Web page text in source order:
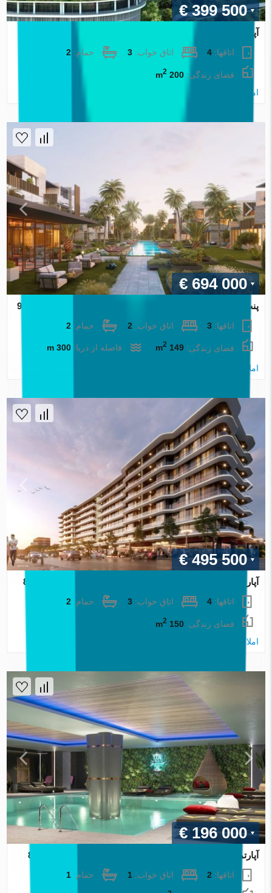
€ 399 500
آپارتمان در Izmir ، ترکیه 3 خوابه ، 200 متر مربع. شماره 87938
اتاقها:4 اتاق خواب:3 حمام:2
فضای زندگی:200 m
2
املاک اطلس
€ 694 000
پنت هاس در Izmir ، ترکیه 2 خوابه ، 149 متر مربع. شماره 92091
اتاقها:3 اتاق خواب: 2 حمام:2
فضای زندگی:149 m
2 فاصله از دریا:300 m
املاک اطلس
€ 495 500
آپارتمان در Izmir ، ترکیه 3 خوابه ، 150 متر مربع. شماره 87759
اتاقها:4 اتاق خواب:3 حمام:2
فضای زندگی:150 m
2
املاک اطلس
€ 196 000
آپارتمان در Izmir ، ترکیه 1 خوابه ، 30 متر مربع. شماره 87937
اتاقها: 2 اتاق خواب: 1 حمام:1